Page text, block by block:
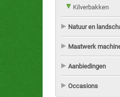
Kilverbakken
Natuur en
Maatwerk
Aanbiedingen
Occasions